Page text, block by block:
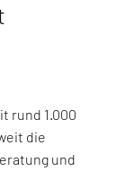
rund 1.000
die
und